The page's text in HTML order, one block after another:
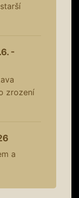
-
zrození
a